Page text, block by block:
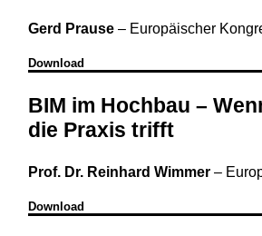
Gerd Prause – Europäischer
Download
BIM im Hochbau –
die Praxis trifft
Prof. Dr. Reinhard Wimmer –
Download